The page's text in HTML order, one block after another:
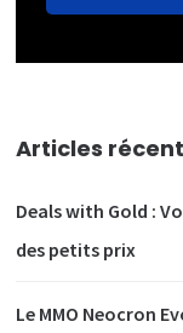
Articles
Deals with Gold :
des petits prix
Le MMO Neocron